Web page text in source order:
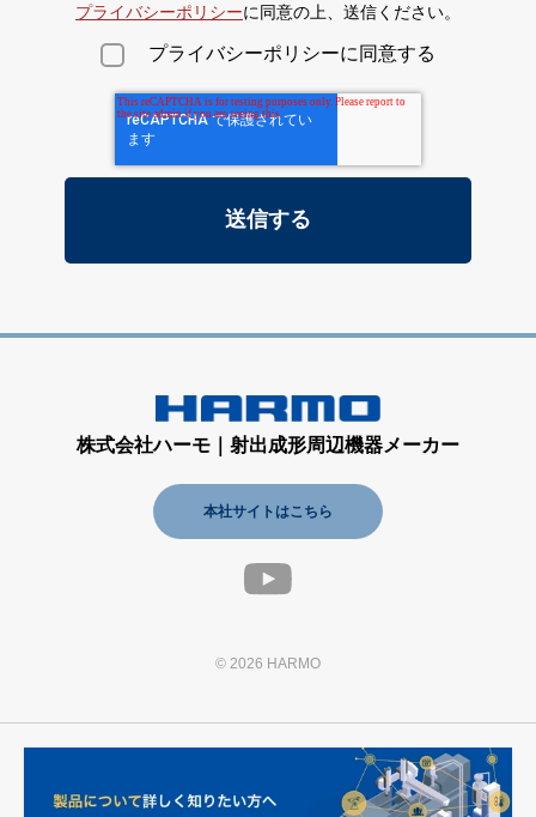
プライバシーポリシーに同意の上、送信ください。
プライバシーポリシーに同意する
株式会社ハーモ｜射出成形周辺機器メーカー
本社サイトはこちら
© 2026 HARMO